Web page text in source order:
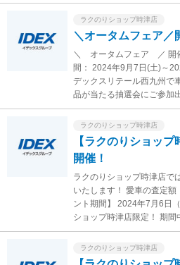
ラクのりショップ時津店
＼オータムフェア／
＼ オータムフェア ／ 開
間： 2024年9月7日(土)～
デックスリテール西九州で
品が当たる抽選会にご参加
ラクのりショップ時津店
【ラクのりショッ
開催！
ラクのりショップ時津店で
いたします！ 愛車の査定
ント期間】 2024年7月6日
ショップ時津店限定！ 期
ラクのりショップ時津店